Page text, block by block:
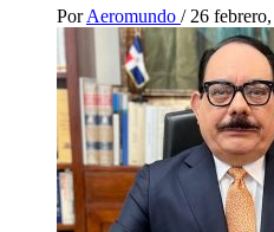
Por Aeromundo / 26